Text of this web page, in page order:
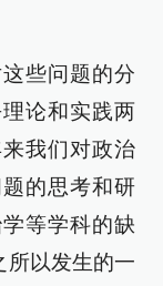
些问题的分
论和实践两
我们对政治
的思考和研
等学科的缺
所以发生的一